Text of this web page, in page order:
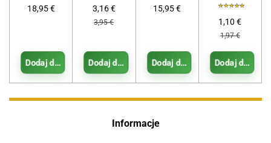
18,95 €
Dodaj do koszyka
3,16 €
3,95 €
Dodaj do koszyka
15,95 €
Dodaj do koszyka
1,10 €
1,97 €
Dodaj do
Informacje